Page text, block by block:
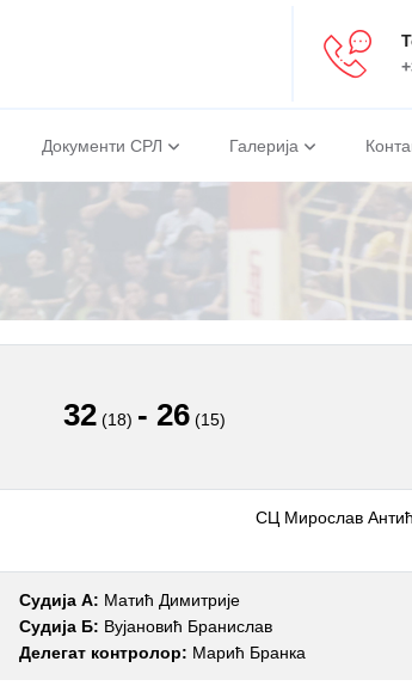
Документи СРЛ Галерија
32 (18) - 26 (15)
СЦ Мирослав
Судија А: Матић Димитрије
Судија Б: Вујановић Бранислав
Делегат контролор: Марић Бранка